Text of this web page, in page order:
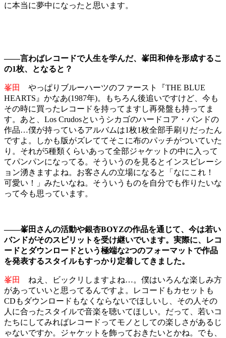
に本当に夢中になったと思います。
――言わばレコードで人生を学んだ、峯田和伸を形成するこ
の1枚、となると？
峯田
やっぱりブルーハーツのファースト『THE BLUE
HEARTS』かなあ(1987年)。もちろん後追いですけど、今も
その時に買ったレコードを持ってますし再発盤も持ってま
す。あと、Los Crudosというシカゴのハードコア・バンドの
作品…僕が持っているアルバムは1枚1枚全部手刷りだったん
ですよ。しかも版がズレててそこに布のパッチがついていた
り。それが5種類くらいあって全部ジャケットの中に入って
てパンパンになってる。そういうのを見るとインスピレーシ
ョン湧きますよね。お客さんの立場になると「なにこれ！
可愛い！」みたいなね。そういうものを自分でも作りたいな
って今も思っています。
――峯田さんの活動や銀杏BOYZの作品を通じて、今は若い
バンドがそのスピリットを受け継いでいます。実際に、レコ
ードとダウンロードという極端な2つのフォーマットで作品
を発表するスタイルもすっかり定着してきました。
峯田
ねえ、ビックリしますよね…。僕はいろんな楽しみ方
があっていいと思ってるんですよ。レコードもカセットも
CDもダウンロードもなくならないでほしいし、その人その
人に合ったスタイルで音楽を聴いてほしい。だって、若いコ
たちにしてみればレコードってモノとしての楽しさがあるじ
ゃないですか。ジャケットを飾っておきたいとかね。でも、